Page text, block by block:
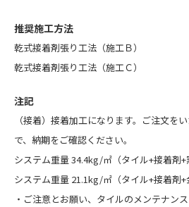
推奨施工方法
乾式接着剤張り工法（施工Ｂ）
乾式接着剤張り工法（施工Ｃ）
注記
（接着）接着加工になります。ご注文を
で、納期をご確認ください。
システム重量 34.4kg/㎡（タイル+接着剤+
システム重量 21.1kg/㎡（タイル+接着剤+
・ ご注意とお願い、 タイルのメンテナン